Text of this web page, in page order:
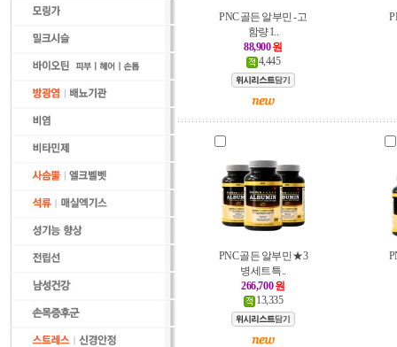
PNC 골든 알부민 - 고
함량 1..
88,900원
4,445
PNC 골든 알부민 ★3
병세트특..
266,700 원
13,335